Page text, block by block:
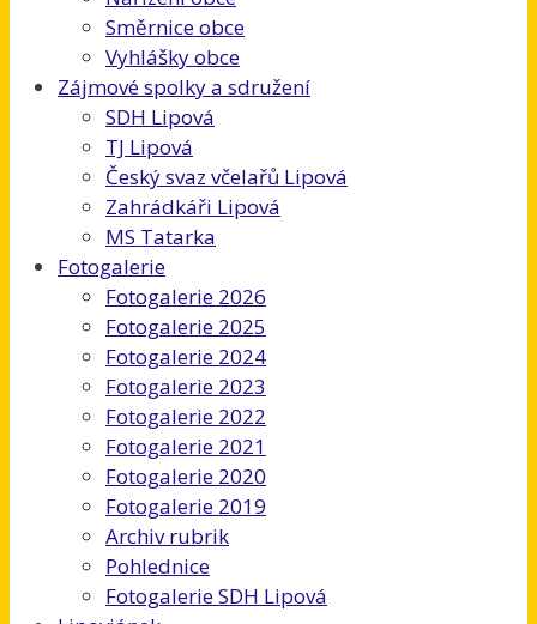
Směrnice obce
Vyhlášky obce
Zájmové spolky a sdružení
SDH Lipová
TJ Lipová
Český svaz včelařů Lipová
Zahrádkáři Lipová
MS Tatarka
Fotogalerie
Fotogalerie 2026
Fotogalerie 2025
Fotogalerie 2024
Fotogalerie 2023
Fotogalerie 2022
Fotogalerie 2021
Fotogalerie 2020
Fotogalerie 2019
Archiv rubrik
Pohlednice
Fotogalerie SDH Lipová